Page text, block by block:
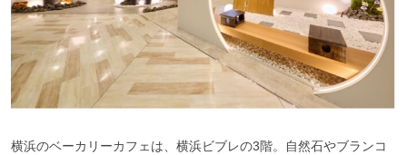
横浜のベーカリーカフェは、横浜ビブレの3階。自然石やブランコ